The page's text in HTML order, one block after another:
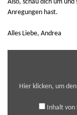
Also, schau dich um
Anregungen hast.
Alles Liebe, Andrea
Inhalt
Hier klicken, um
Inhalt von